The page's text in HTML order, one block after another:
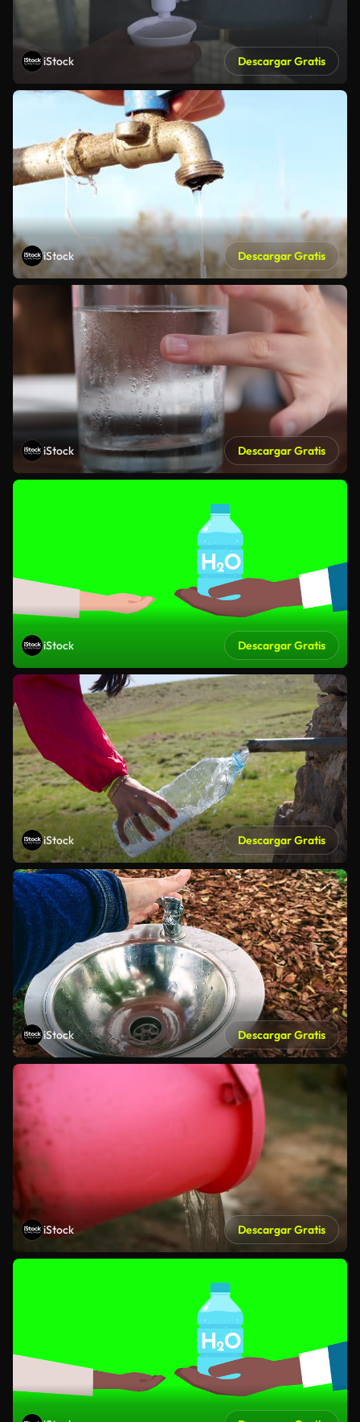
iStock Descargar Gratis
iStock Descargar Gratis
iStock Descargar Gratis
iStock Descargar Gratis
iStock Descargar Gratis
iStock Descargar Gratis
iStock Descargar Gratis